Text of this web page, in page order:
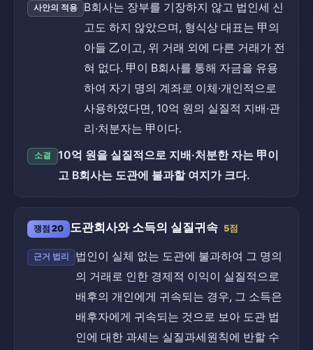
사안의 적용
B회사는 장부를 기장하지 않고 법인세 신
고도 하지 않았으며, 형식상 대표는 甲의
아들 乙이고, 위 거래 외에 다른 거래가 전
혀 없다. 甲이 B회사를 통해 자금을 유용
하여 자기 명의 계좌로 이체·개인적으로
사용하였다면, 10억 원의 실질적 지배·관
리·처분자는 甲이다.
소결
10억 원을 실질적으로 지배·처분한 자는 甲이
고 B회사는 도관에 불과할 여지가 크다.
쟁점 20 도관회사와 소득의 실질귀속 5점
근거 법리
법인이 실체 없는 도관에 불과하여 그 명의
의 거래로 인한 경제적 이익이 실질적으로
배후의 개인에게 귀속되는 경우, 그 소득은
배후자에게 귀속되는 것으로 보아 도관 법
인에 대한 과세는 실질과세원칙에 반할 수